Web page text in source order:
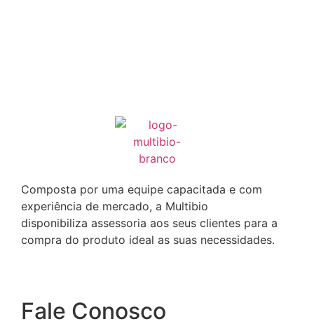
Composta por uma equipe capacitada e com
experiência de mercado, a Multibio
disponibiliza assessoria aos seus clientes para a
compra do produto ideal as suas necessidades.
Fale Conosco